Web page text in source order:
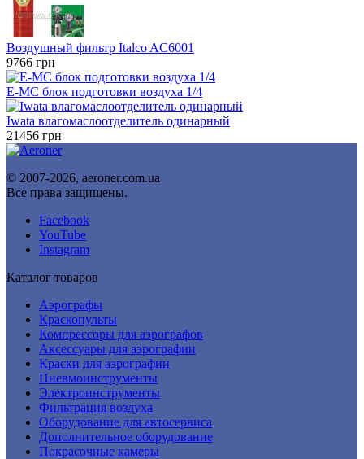
Воздушный фильтр Italco AC6001
9766 грн
E-MC блок подготовки воздуха 1/4
Iwata влагомаслоотделитель одинарный
21456 грн
© 2007-2026, aeroner.com.ua
Все права защищены.
Facebook
YouTube
Instagram
Каталог товаров
Аэрографы
Краскопульты
Компрессоры для аэрографов
Аксессуары для аэрографии
Краски для аэрографии
Пневмоинструменты
Электроинструменты
Фильтрация воздуха
Оборудование для автосервиса
Дополнительное оборудование
Покрасочные камеры